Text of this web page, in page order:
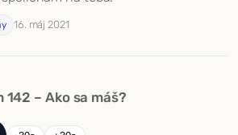
16. máj 2021
142 – Ako sa máš?